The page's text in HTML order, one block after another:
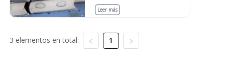
Leer más
3 elementos en total: 1